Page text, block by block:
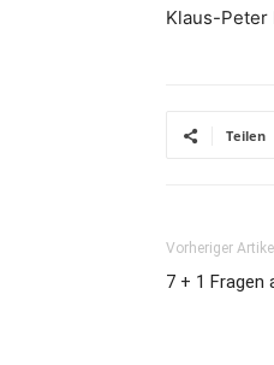
Klaus-Peter
Teilen
Vorheriger Artikel
7 + 1 Fragen